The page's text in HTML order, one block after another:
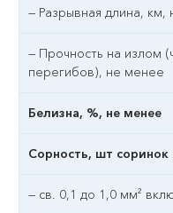
— Разрывная длина, км,
— Прочность на излом
перегибов), не менее
Белизна, %, не менее
Сорность, шт
— св. 0,1 до 1,0 мм²